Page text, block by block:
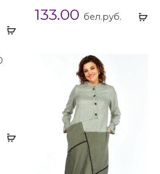
Выбрать
133.00 бел.руб.
Выбрать